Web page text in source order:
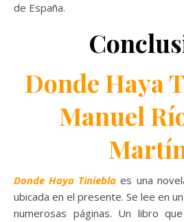
de España.
Donde Haya
Manuel
Donde Haya Tiniebla es una
ubicada en el presente. Se lee en
numerosas páginas. Un libro